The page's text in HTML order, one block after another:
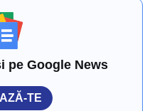
pe Google News
TE